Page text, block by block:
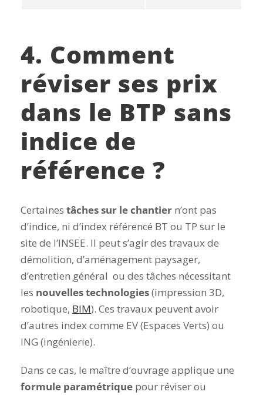
4. Comment
réviser ses prix
dans le BTP sans
indice de
référence ?
Certaines tâches sur le chantier n’ont pas
d’indice, ni d’index référencé BT ou TP sur le
site de l’INSEE. Il peut s’agir des travaux de
démolition, d’aménagement paysager,
d’entretien général ou des tâches nécessitant
les nouvelles technologies(impression 3D,
robotique, BIM). Ces travaux peuvent avoir
d’autres index comme EV (Espaces Verts) ou
ING (ingénierie).
Dans ce cas, le maître d’ouvrage applique une
formule paramétrique pour réviser ou